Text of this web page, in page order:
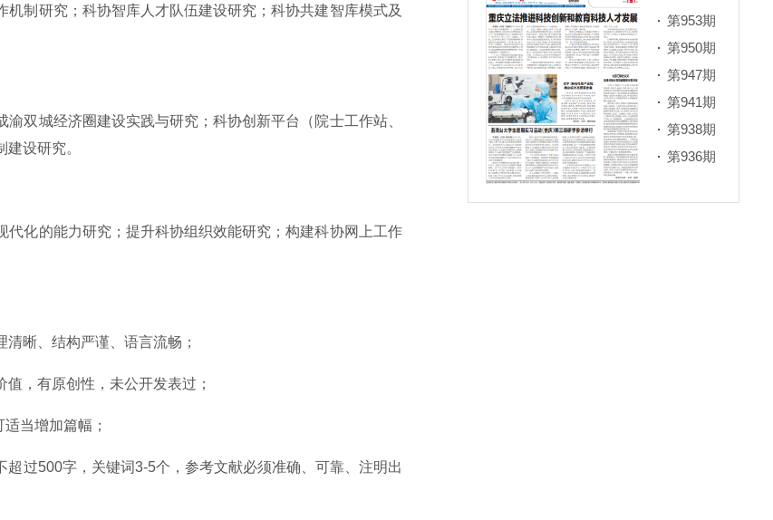
制研究；科协智库人才队伍建设研究；科协共建智库模式及
双城经济圈建设实践与研究；科协创新平台（院士工作站、
设研究。
化的能力研究；提升科协组织效能研究；构建科协网上工作
清晰、结构严谨、语言流畅；
，有原创性，未公开发表过；
当增加篇幅；
超过500字，关键词3-5个，参考文献必须准确、可靠、注明出
第953期
第950期
第947期
第941期
第938期
第936期